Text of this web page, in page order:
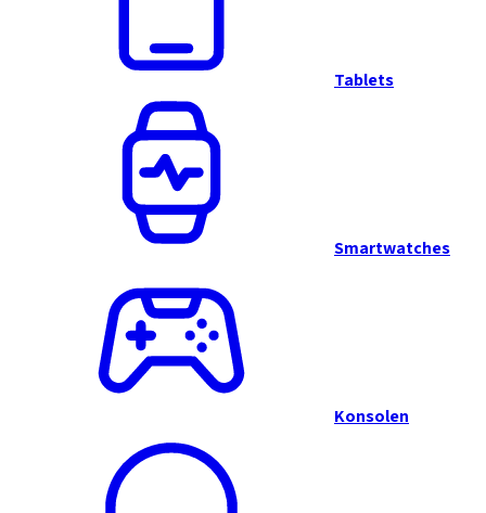
Tablets
Smartwatches
Konsolen